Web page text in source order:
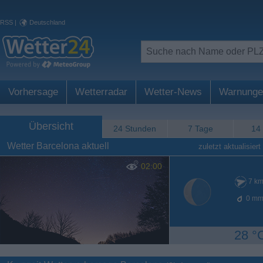
RSS | Deutschland
Vorhersage Wetterradar Wetter-News
Übersicht 24 Stunden 7 Tage 14
Wetter Barcelona aktuell zuletzt aktualisiert
02:00
7
0
28